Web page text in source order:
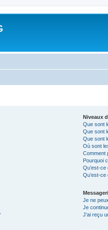
Niveaux
Que sont
Que sont
Que sont
Où sont
Comment
Pourquoi
Qu’est-ce
Qu’est-ce
Je ne
Je
J’ai reçu